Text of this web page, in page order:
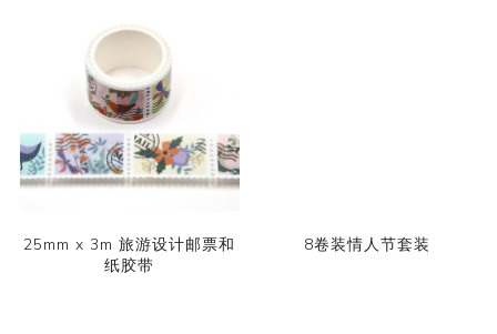
25mm x 3m 旅游设计邮票和
纸胶带
8卷装情人节套装